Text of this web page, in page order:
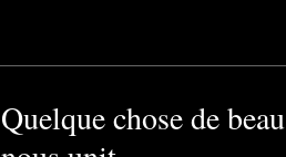
Quelque chose de beau